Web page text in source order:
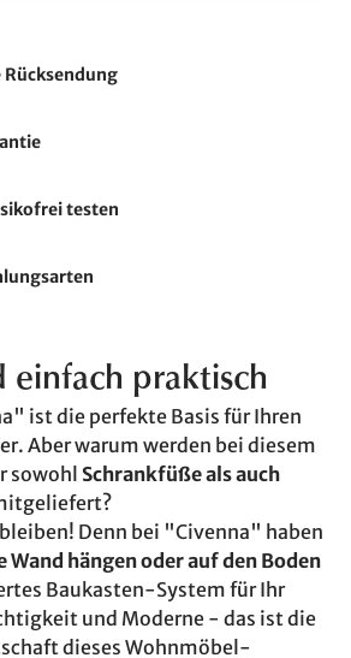
Rücksendung
testen
einfach praktisch
ist die perfekte Basis für Ihren
Aber warum werden bei diesem
sowohl Schrankfüße als auch
Denn bei "Civenna" haben
Wand hängen oder auf den Boden
Baukasten-System für Ihr
und Moderne - das ist die
dieses Wohnmöbel-